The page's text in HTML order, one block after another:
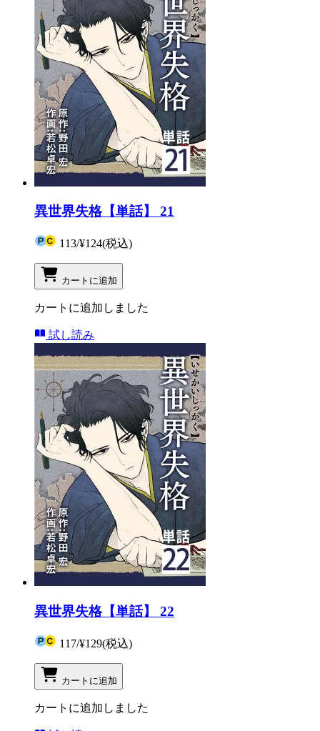
異世界失格【単話】 21
113/¥124(税込)
カートに追加
カートに追加しました
試し読み
異世界失格【単話】 22
117/¥129(税込)
カートに追加
カートに追加しました